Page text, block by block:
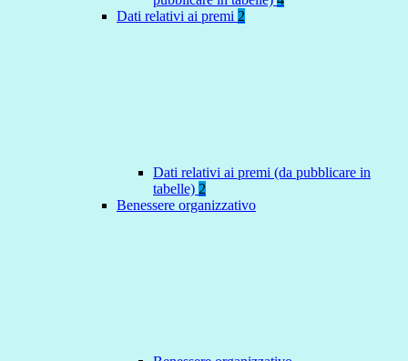
Dati relativi ai premi 2
Dati relativi ai premi (da pubblicare in
tabelle) 2
Benessere organizzativo